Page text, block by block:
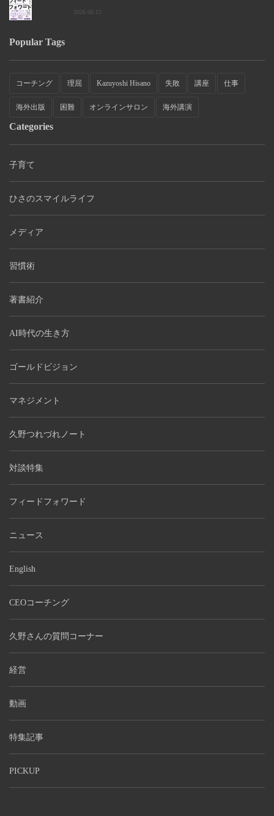
2026.06.12
Popular Tags
コーチング 理屈 Kazuyoshi Hisano 失敗 講座 仕事
海外出版 困難 オンラインサロン 海外講演
Categories
子育て
ひさのスマイルライフ
メディア
習慣術
著書紹介
AI時代の生き方
ゴールドビジョン
マネジメント
久野つれづれノート
対談特集
フィードフォワード
ニュース
English
CEOコーチング
久野さんの質問コーナー
経営
動画
特集記事
PICKUP